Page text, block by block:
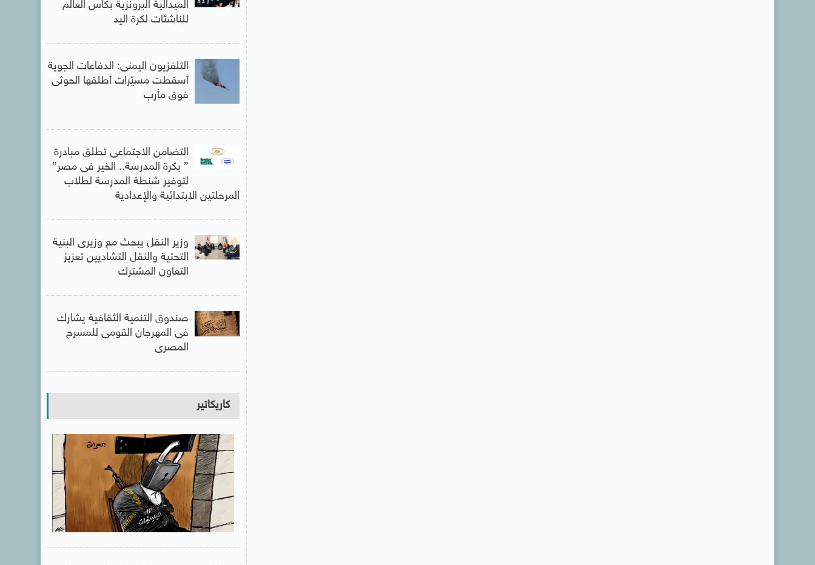
الميدالية البرونزية بكأس العالم
للناشئات لكرة اليد
التلفزيون اليمنى: الدفاعات الجوية
أسقطت مسيّرات أطلقها الحوثى
فوق مأرب
التضامن الاجتماعى تطلق مبادرة
” بكرة المدرسة.. الخير فى مصر”
لتوفير شنطة المدرسة لطلاب
المرحلتين الابتدائية والإعدادية
وزير النقل يبحث مع وزيرى البنية
التحتية والنقل التشاديين تعزيز
التعاون المشترك
صندوق التنمية الثقافية يشارك
فى المهرجان القومى للمسرح
المصرى
كاريكاتير